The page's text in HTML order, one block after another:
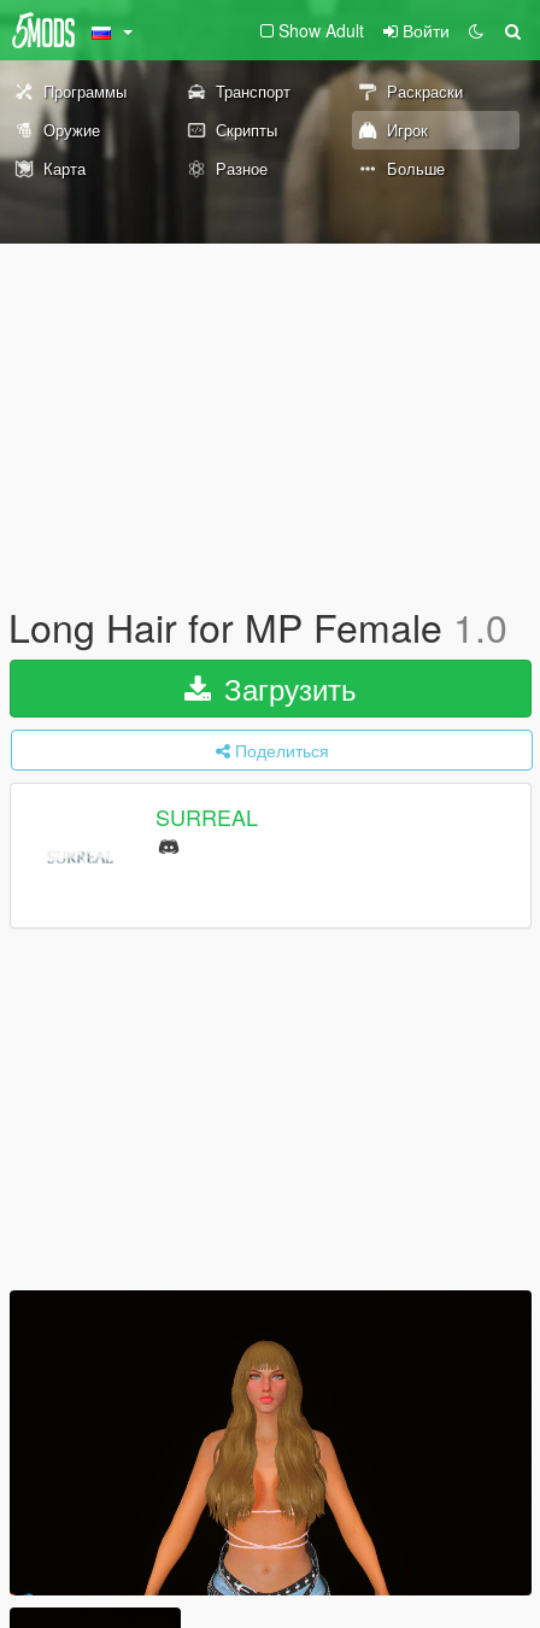
Show Adult Войти
Программы Транспорт
Раскраски
Оружие
Скрипты
Игрок
Карта
Разное Больше
Long Hair for MP Female 1.0
Загрузить
Поделиться
SURREAL